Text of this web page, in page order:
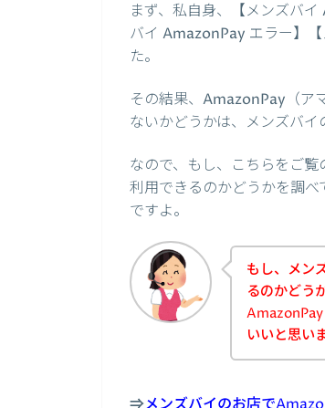
まず、私自身、【メンズバ
バイ AmazonPay エラー】
た。
その結果、AmazonPay（ア
ないかどうかは、メンズバイ
なので、もし、こちらをご
利用できるのかどうかを調
ですよ。
もし、メン
るのかどう
いいと思い